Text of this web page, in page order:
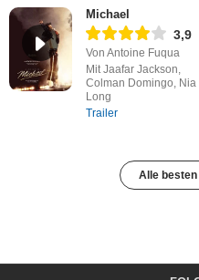
Michael
3,9
Von Antoine Fuqua
Mit Jaafar Jackson,
Colman Domingo, Nia
Long
Trailer
Alle